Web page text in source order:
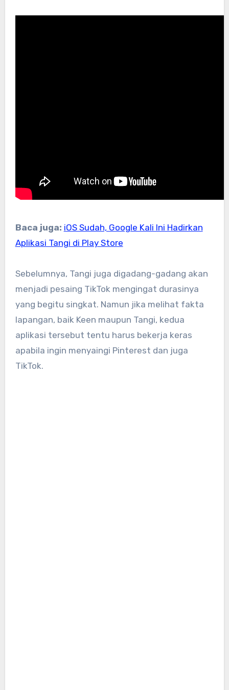
Baca juga: iOS Sudah, Google Kali Ini Hadirkan
Aplikasi Tangi di Play Store
Sebelumnya, Tangi juga digadang-gadang akan
menjadi pesaing TikTok mengingat durasinya
yang begitu singkat. Namun jika melihat fakta
lapangan, baik Keen maupun Tangi, kedua
aplikasi tersebut tentu harus bekerja keras
apabila ingin menyaingi Pinterest dan juga
TikTok.